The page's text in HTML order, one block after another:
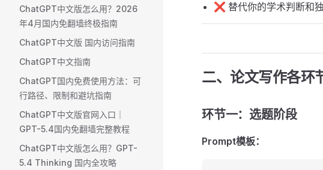
ChatGPT中文版怎么用？2026
年4月国内免翻墙终极指南
ChatGPT中文版 国内访问指南
ChatGPT中文指南
ChatGPT国内免费使用方法：可
行路径、限制和避坑指南
ChatGPT中文版官网入口｜
GPT-5.4国内免翻墙完整教程
ChatGPT中文版怎么用？GPT-
5.4 Thinking 国内全攻略
❌ 替代你的学术判断和
二、论文写作各环
环节一：选题阶段
Prompt模板：